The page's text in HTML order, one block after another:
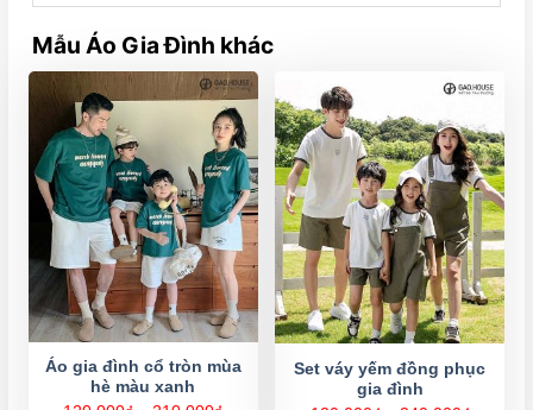
Mẫu Áo Gia Đình khác
Áo gia đình cổ tròn mùa
hè màu xanh
Set váy yếm đồng phục
gia đình